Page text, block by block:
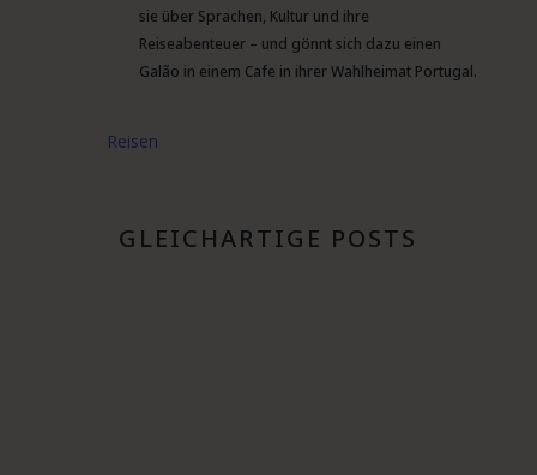
sie über Sprachen, Kultur und ihre
Reiseabenteuer – und gönnt sich dazu einen
Galão in einem Cafe in ihrer Wahlheimat Portugal.
Reisen
GLEICHARTIGE POSTS